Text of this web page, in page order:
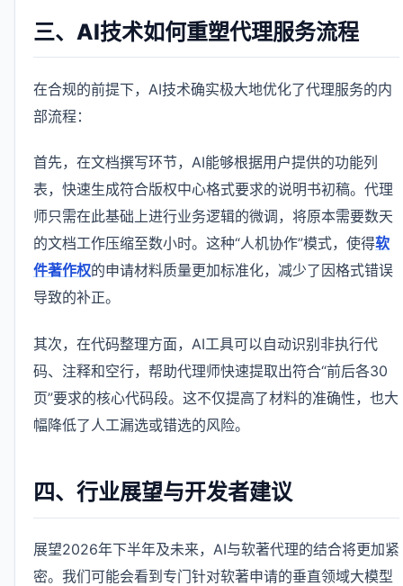
三、AI技术如何重塑代理服务流程
在合规的前提下，AI技术确实极大地优化了代理服务的内
部流程：
首先，在文档撰写环节，AI能够根据用户提供的功能列
表，快速生成符合版权中心格式要求的说明书初稿。代理
师只需在此基础上进行业务逻辑的微调，将原本需要数天
的文档工作压缩至数小时。这种“人机协作”模式，使得软
件著作权的申请材料质量更加标准化，减少了因格式错误
导致的补正。
其次，在代码整理方面，AI工具可以自动识别非执行代
码、注释和空行，帮助代理师快速提取出符合“前后各30
页”要求的核心代码段。这不仅提高了材料的准确性，也大
幅降低了人工漏选或错选的风险。
四、行业展望与开发者建议
展望2026年下半年及未来，AI与软著代理的结合将更加紧
密。我们可能会看到专门针对软著申请的垂直领域大模型